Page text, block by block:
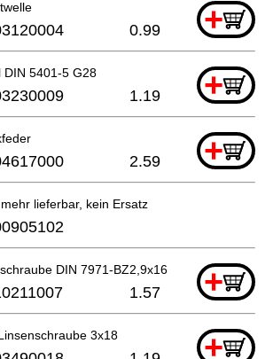
+
0.99
DIN 5401-5 G28 +
1.19
+
2.59
lieferbar, kein Ersatz
DIN 7971-BZ2,9x16 +
1.57
3x18 +